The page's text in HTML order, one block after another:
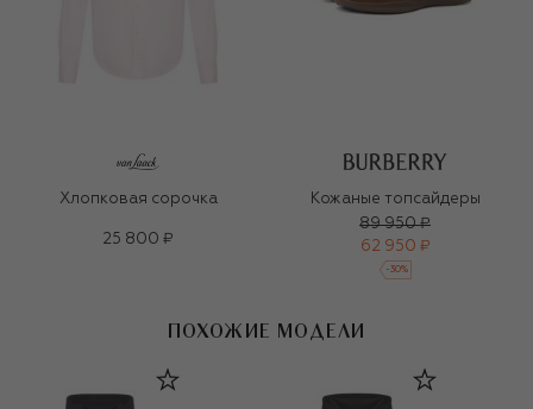
Хлопковая сорочка
25 800 ₽
Кожаные топсайдеры
89 950 ₽
62 950 ₽
-30%
ПОХОЖИЕ МОДЕЛИ